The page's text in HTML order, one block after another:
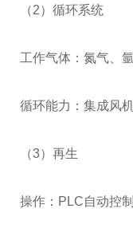
（2）循环系统
工作气体：氮气、
循环能力：集成风
（3）再生
操作： PLC自动控